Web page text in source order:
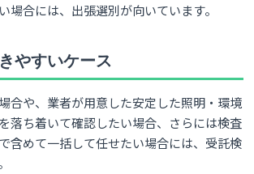
場合には、出張選別が向いています。
やすいケース
合や、業者が用意した安定した照明・環境
落ち着いて確認したい場合、さらには検査
含めて一括して任せたい場合には、受託検